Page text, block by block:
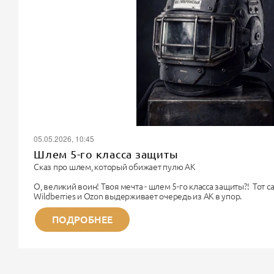
05.05.2026, 10:45
Шлем 5-го класса защиты
Сказ про шлем, который обижает пулю АК
О, великий воин! Твоя мечта - шлем 5-го класса защиты?! Тот
Wildberries и Ozon выдерживает очередь из АК в упор.
Поздравляю. Ты хочешь купить чугунный унитаз, чтобы надеть
Немного физики для прояснения сознания.
Дорогой Рембо, 5-й класс бронезащиты (по старому ГОСТу) -
ПОДРОБНЕЕ